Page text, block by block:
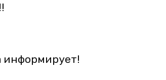
информирует!